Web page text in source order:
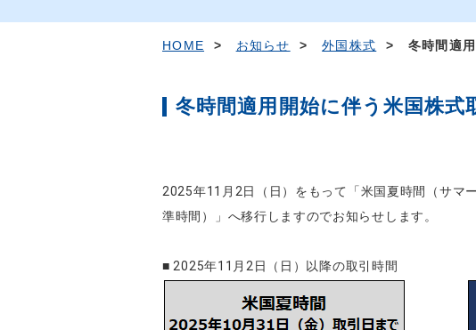
HOME > お知らせ >外国株式 > 冬時間適用
冬時間適用開始に伴う米国株式
2025年11月2日（日）をもって「米国夏時間（サマ
準時間）」へ移行しますのでお知らせします。
■ 2025年11月2日（日）以降の取引時間